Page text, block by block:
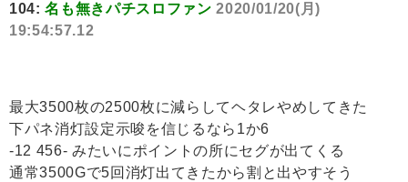
104:名も無きパチスロファン 2020/01/20(月)
19:54:57.12
最大3500枚の2500枚に減らしてヘタレやめしてきた
下パネ消灯設定示唆を信じるなら1か6
-12 456- みたいにポイントの所にセグが出てくる
通常3500Gで5回消灯出てきたから割と出やすそう